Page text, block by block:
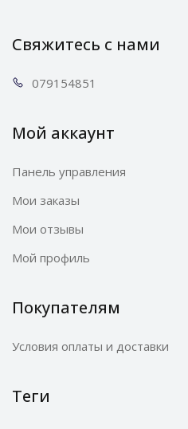
Свяжитесь с нами
0791 54851
Мой аккаунт
Панель управления
Мои заказы
Мои отзывы
Мой профиль
Покупателям
Условия оплаты и доставки
Теги